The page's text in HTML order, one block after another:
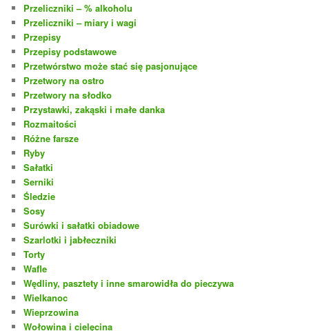
Przeliczniki – % alkoholu
Przeliczniki – miary i wagi
Przepisy
Przepisy podstawowe
Przetwórstwo może stać się pasjonujące
Przetwory na ostro
Przetwory na słodko
Przystawki, zakąski i małe danka
Rozmaitości
Różne farsze
Ryby
Sałatki
Serniki
Śledzie
Sosy
Surówki i sałatki obiadowe
Szarlotki i jabłeczniki
Torty
Wafle
Wędliny, pasztety i inne smarowidła do pieczywa
Wielkanoc
Wieprzowina
Wołowina i cielęcina